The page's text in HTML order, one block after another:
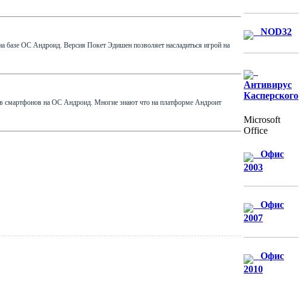
базе ОС Андроид. Версия Покет Эдишен позволяет насладиться игрой на
смартфонов на ОС Андроид. Многие знают что на платформе Андроит
NOD32
Антивирус
Касперского
Microsoft
Office
Офис
2003
Офис
2007
Офис
2010